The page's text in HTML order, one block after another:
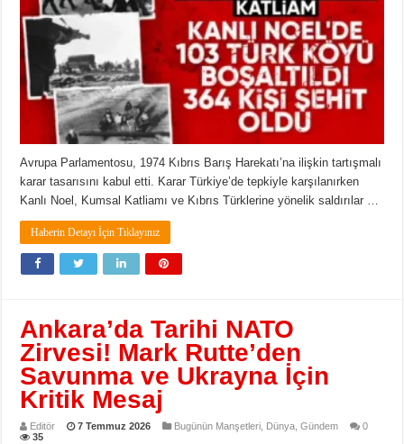
Avrupa Parlamentosu, 1974 Kıbrıs Barış Harekatı’na ilişkin tartışmalı
karar tasarısını kabul etti. Karar Türkiye’de tepkiyle karşılanırken
Kanlı Noel, Kumsal Katliamı ve Kıbrıs Türklerine yönelik saldırılar …
Haberin Detayı İçin Tıklayınız
Ankara’da Tarihi NATO
Zirvesi! Mark Rutte’den
Savunma ve Ukrayna İçin
Kritik Mesaj
Editör 7 Temmuz 2026 Bugünün Manşetleri, Dünya,Gündem
0
35